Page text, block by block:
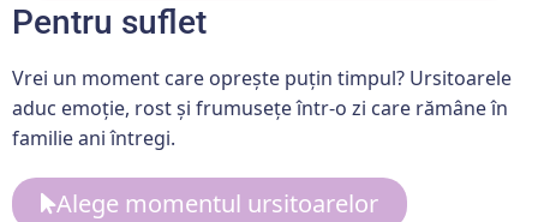
Pentru suflet
Vrei un moment care oprește puțin timpul? Ursitoarele
aduc emoție, rost și frumusețe într-o zi care rămâne în
familie ani întregi.
Alege momentul ursitoarelor